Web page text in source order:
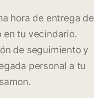
hora de entrega de
en tu vecindario.
de seguimiento y
personal a tu